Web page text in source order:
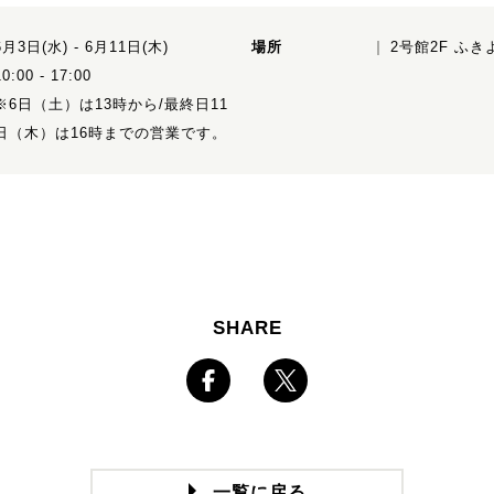
3日(水) - 6月11日(木)
- 17:00
日（土）は13時から/最終日11
（木）は16時までの営業です。
場所 2号館2F ふき
SHARE